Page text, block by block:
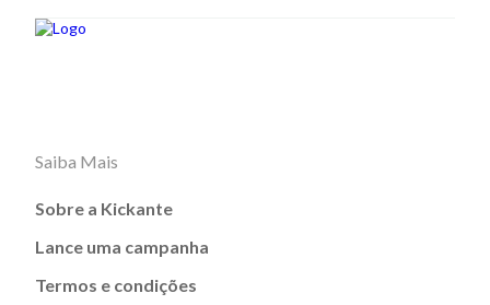
Saiba Mais
Sobre a Kickante
Lance uma campanha
Termos e condições